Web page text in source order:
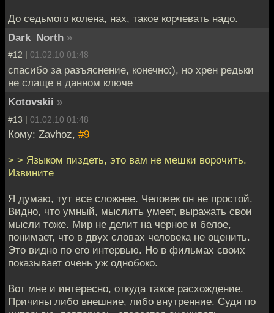
До седьмого колена, нах, такое корчевать надо.
Dark_North »
#12 | 01.02.10 01:48
спасибо за разъяснение, конечно:), но хрен редьки
не слаще в данном ключе
Kotovskii »
#13 | 01.02.10 01:48
Кому: Zavhoz, #9
> > Языком пиздеть, это вам не мешки ворочить.
Извините
Я думаю, тут все сложнее. Человек он не простой.
Видно, что умный, мыслить умеет, выражать свои
мысли тоже. Мир не делит на черное и белое,
понимает, что в двух словах человека не оценить.
Это видно по его интервью. Но в фильмах своих
показывает очень уж однобоко.
Вот мне и интересно, откуда такое расхождение.
Причины либо внешние, либо внутренние. Судя по